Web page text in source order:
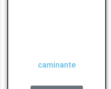
caminante